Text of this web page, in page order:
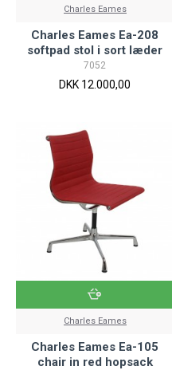
Charles Eames
Charles Eames Ea-208
softpad stol i sort læder
7052
DKK 12.000,00
Charles Eames
Charles Eames Ea-105
chair in red hopsack